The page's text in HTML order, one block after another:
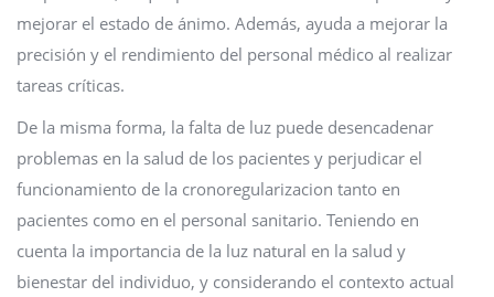
mejorar el estado de ánimo. Además, ayuda a mejorar la
precisión y el rendimiento del personal médico al realizar
tareas críticas.
De la misma forma, la falta de luz puede desencadenar
problemas en la salud de los pacientes y perjudicar el
funcionamiento de la cronoregularizacion tanto en
pacientes como en el personal sanitario. Teniendo en
cuenta la importancia de la luz natural en la salud y
bienestar del individuo, y considerando el contexto actual